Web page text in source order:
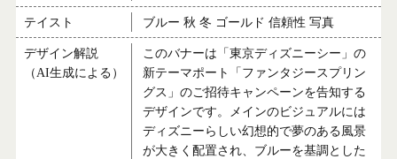
テイスト ブルー 秋 冬 ゴールド 信頼性 写真
デザイン解説
（AI生成による）
このバナーは「東京ディズニーシー」の
新テーマポート「ファンタジースプリン
グス」のご招待キャンペーンを告知する
デザインです。メインのビジュアルには
ディズニーらしい幻想的で夢のある風景
が大きく配置され、ブルーを基調とした